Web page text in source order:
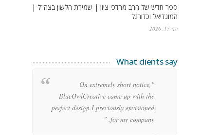
ספר חדש של הרב מרדכי ציון | שמירת הלשון בצה"ל |
המונדיאל וכדורגל
יוני 17, 2026
What clients say
"On extremely short notice,
BlueOwlCreative came up with the
perfect design I previously envisioned
for my company. "